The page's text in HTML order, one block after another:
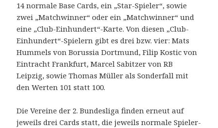
14 normale Base Cards, ein „Star-Spieler“, sowie
zwei „Matchwinner“ oder ein „Matchwinner“ und
eine „Club-Einhundert“-Karte. Von diesen „Club-
Einhundert“-Spielern gibt es drei bzw. vier: Mats
Hummels von Borussia Dortmund, Filip Kostic von
Eintracht Frankfurt, Marcel Sabitzer von RB
Leipzig, sowie Thomas Müller als Sonderfall mit
den Werten 101 statt 100.
Die Vereine der 2. Bundesliga finden erneut auf
jeweils drei Cards statt, die jeweils normale Spieler-